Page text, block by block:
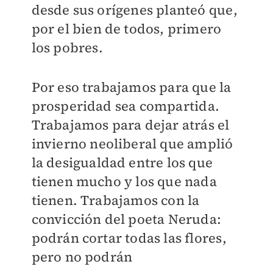
desde sus orígenes planteó que,
por el bien de todos, primero
los pobres.
Por eso trabajamos para que la
prosperidad sea compartida.
Trabajamos para dejar atrás el
invierno neoliberal que amplió
la desigualdad entre los que
tienen mucho y los que nada
tienen. Trabajamos con la
convicción del poeta Neruda:
podrán cortar todas las flores,
pero no podrán